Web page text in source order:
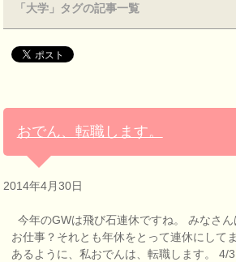
「大学」タグの記事一覧
おでん、転職します。
2014年4月30日
今年のGWは飛び石連休ですね。 みなさ
お仕事？それとも年休をとって連休にして
あるように、私おでんは、転職します。 4/